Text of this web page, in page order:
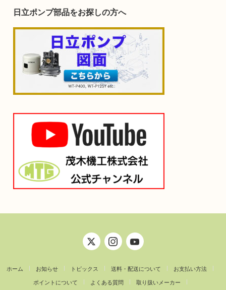
日立ポンプ部品をお探しの方へ
ホーム お知らせ トピックス 送料・配送について お支払い方法
ポイントについて よくある質問 取り扱いメーカー